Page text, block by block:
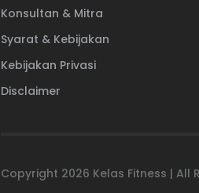
Konsultan & Mitra
Syarat & Kebijakan
Kebijakan Privasi
Disclaimer
Copyright 2026 Kelas Fitness | All